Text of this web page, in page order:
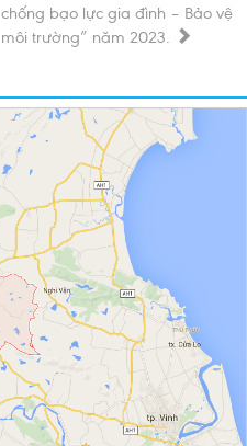
chống bạo lực gia đình – Bảo vệ
môi trường” năm 2023.